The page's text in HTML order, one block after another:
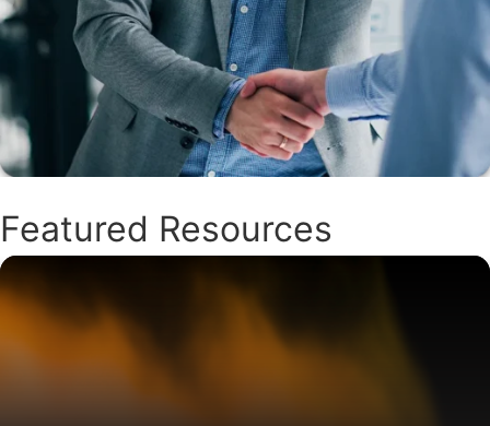
Featured Resources